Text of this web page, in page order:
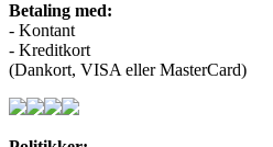
Betaling med:
- Kontant
- Kreditkort
(Dankort, VISA eller MasterCard)